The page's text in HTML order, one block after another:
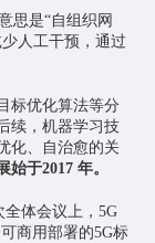
思是“自组织网
人工干预，通过
标优化算法等分
续，机器学习技
化、自治愈的关
于2017 年。
全体会议上，5G
商用部署的5G标